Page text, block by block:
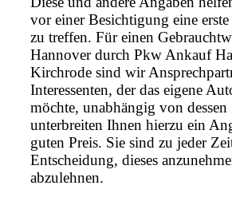
vor einer Besichtigung eine
zu treffen. Für einen
Hannover durch Pkw Ankauf
Kirchrode sind wir
Interessenten, der das eigene
möchte, unabhängig von
unterbreiten Ihnen hierzu ein
guten Preis. Sie sind zu jeder
Entscheidung, dieses
abzulehnen.